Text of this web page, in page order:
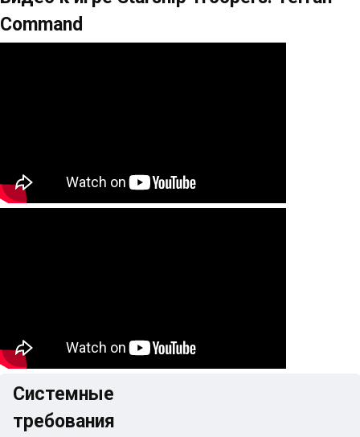
Command
Системные
требования